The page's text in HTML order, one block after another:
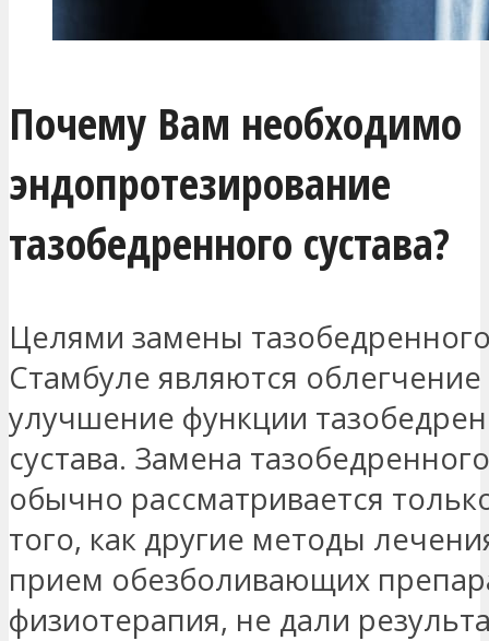
Почему Вам необходимо
эндопротезирование
тазобедренного сустава?
Целями замены тазобедренного
Стамбуле являются
улучшение функции
сустава. Замена
обычно рассматривается
того, как другие методы
прием обезболивающих
физиотерапия, не дали